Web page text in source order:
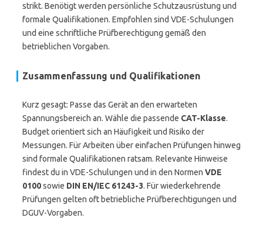
strikt. Benötigt werden persönliche Schutzausrüstung und
formale Qualifikationen. Empfohlen sind VDE-Schulungen
und eine schriftliche Prüfberechtigung gemäß den
betrieblichen Vorgaben.
Zusammenfassung und Qualifikationen
Kurz gesagt: Passe das Gerät an den erwarteten
Spannungsbereich an. Wähle die passende CAT-Klasse.
Budget orientiert sich an Häufigkeit und Risiko der
Messungen. Für Arbeiten über einfachen Prüfungen hinweg
sind formale Qualifikationen ratsam. Relevante Hinweise
findest du in VDE-Schulungen und in den Normen VDE
0100sowie DIN EN/IEC 61243-3. Für wiederkehrende
Prüfungen gelten oft betriebliche Prüfberechtigungen und
DGUV-Vorgaben.